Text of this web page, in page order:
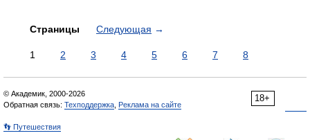
Страницы Следующая →
1 2 3 4 5 6 7 8
18+
© Академик, 2000-2026
Обратная связь: Техподдержка Реклама на сайте
👣 Путешествия